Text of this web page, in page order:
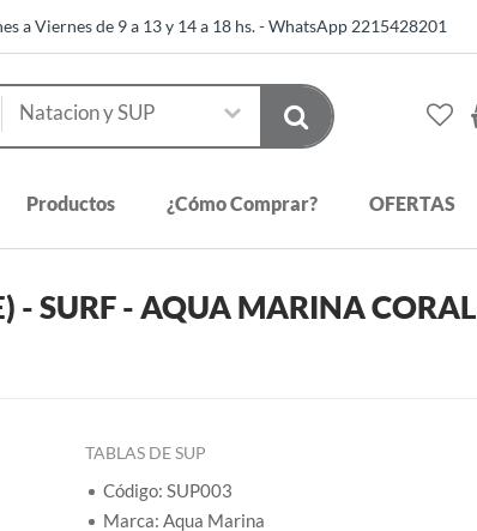
a Viernes de 9 a 13 y 14 a 18 hs. - WhatsApp 2215428201
Productos ¿Cómo Comprar? OFERTAS
- SURF - AQUA MARINA CORAL
TABLAS DE SUP
Código: SUP003
Marca: Aqua Marina